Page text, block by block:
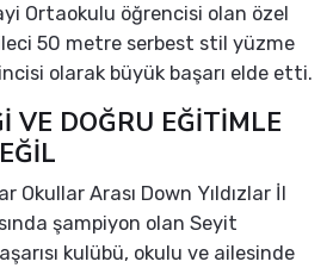
Ortaokulu öğrencisi olan özel
50 metre serbest stil yüzme
olarak büyük başarı elde etti.
VE DOĞRU EĞİTİMLE
Okullar Arası Down Yıldızlar İl
şampiyon olan Seyit
kulübü, okulu ve ailesinde